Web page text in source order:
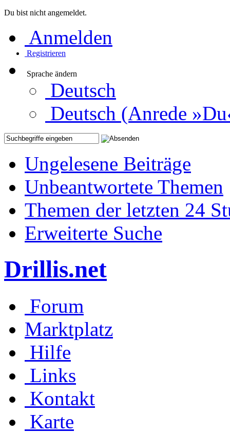
Du bist nicht angemeldet.
Anmelden
Registrieren
Sprache ändern
Deutsch
Deutsch (Anrede
Ungelesene Beiträge
Unbeantwortete Themen
Themen der letzten 24
Erweiterte Suche
Drillis.net
Forum
Marktplatz
Hilfe
Links
Kontakt
Karte